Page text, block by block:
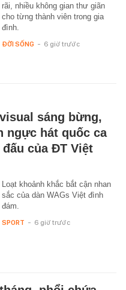
rãi, nhiều không gian thư giãn
cho từng thành viên trong gia
đình.
ĐỜI SỐNG - 6 giờ trước
sáng bừng,
ngực hát quốc ca
của ĐT Việt
Loạt khoảnh khắc bắt cận nhan
sắc của dàn WAGs Việt đình
đám.
SPORT - 6 giờ trước